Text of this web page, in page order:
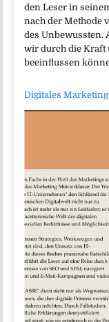
den Leser in
nach der Methode
des Unbewussten.
wir durch die Kraft
beeinflussen
Digitales